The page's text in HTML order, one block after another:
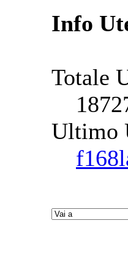
Info
Totale
Ultimo